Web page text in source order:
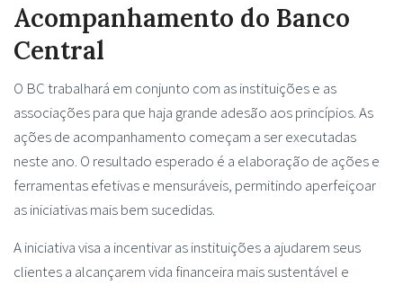
Acompanhamento do Banco
Central
O BC trabalhará em conjunto com as instituições e as
associações para que haja grande adesão aos princípios. As
ações de acompanhamento começam a ser executadas
neste ano. O resultado esperado é a elaboração de ações e
ferramentas efetivas e mensuráveis, permitindo aperfeiçoar
as iniciativas mais bem sucedidas.
A iniciativa visa a incentivar as instituições a ajudarem seus
clientes a alcançarem vida financeira mais sustentável e